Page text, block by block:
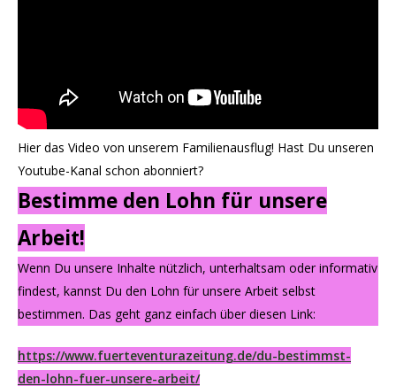
Hier das Video von unserem Familienausflug! Hast Du unseren
Youtube-Kanal schon abonniert?
Bestimme den Lohn für unsere
Arbeit!
Wenn Du unsere Inhalte nützlich, unterhaltsam oder informativ
findest, kannst Du den Lohn für unsere Arbeit selbst
bestimmen. Das geht ganz einfach über diesen Link:
https://www.fuerteventurazeitung.de/du-bestimmst-
den-lohn-fuer-unsere-arbeit/